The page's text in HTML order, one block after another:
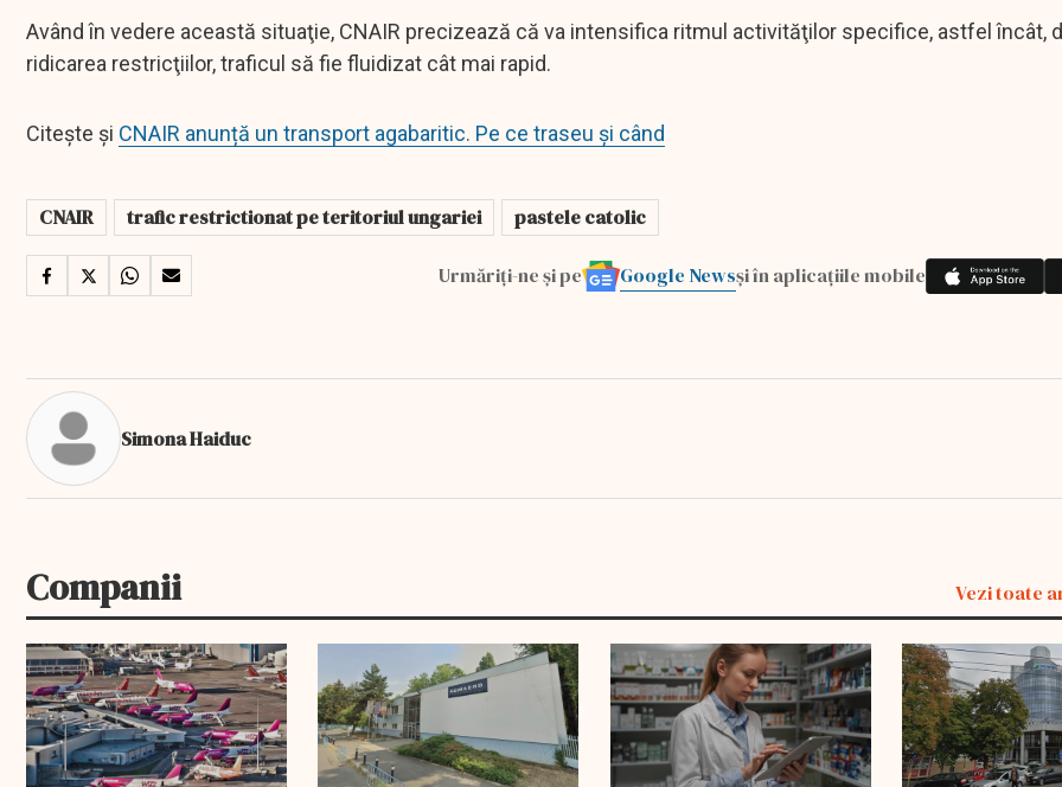
Având în vedere această situaţie, CNAIR precizează că va intensifica ritmul activităţilor specifice, astfel încât,
ridicarea restricţiilor, traficul să fie fluidizat cât mai rapid.
Citește și CNAIR anunță un transport agabaritic. Pe ce traseu și când
CNAIR trafic restrictionat pe teritoriul ungariei pastele catolic
Urmăriți-ne și pe Google Newsși în aplicațiile mobile
Simona Haiduc
Companii Vezi toate